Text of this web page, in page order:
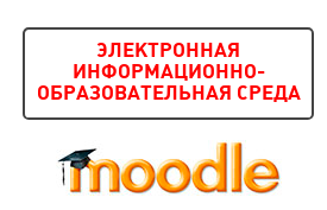
ЭЛЕКТРОННАЯ
ИНФОРМАЦИОННО-
ОБРАЗОВАТЕЛЬНАЯ СРЕДА